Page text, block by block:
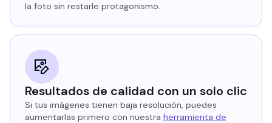
la foto sin restarle protagonismo.
Resultados de calidad con un solo clic
Si tus imágenes tienen baja resolución, puedes
aumentarlas primero con nuestra herramienta de